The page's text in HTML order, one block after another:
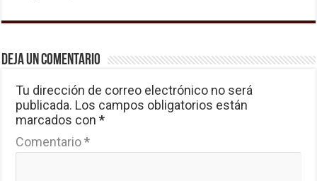
Deja un comentario
Tu dirección de correo electrónico no será
publicada. Los campos obligatorios están
marcados con*
Comentario*